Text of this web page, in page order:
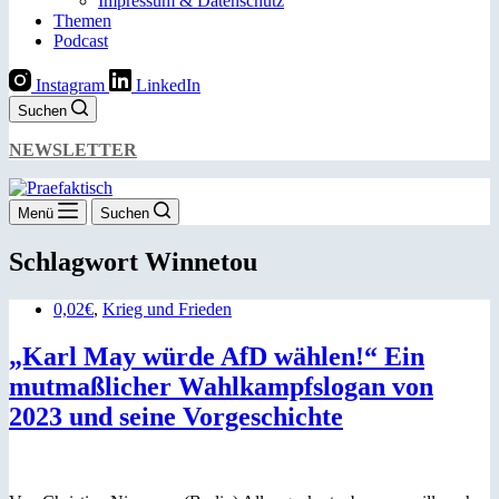
Themen
Podcast
Instagram LinkedIn
Suchen
NEWSLETTER
Menü Suchen
Schlagwort Winnetou
0,02€, Krieg und Frieden
„Karl May würde AfD wählen!“ Ein
mutmaßlicher Wahlkampfslogan von
2023 und seine Vorgeschichte